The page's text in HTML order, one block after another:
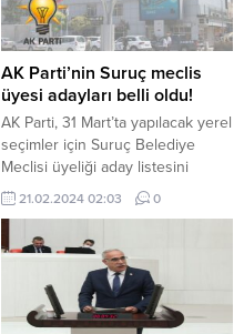
AK Parti’nin Suruç meclis
üyesi adayları belli oldu!
AK Parti, 31 Mart’ta yapılacak yerel
seçimler için Suruç Belediye
Meclisi üyeliği aday listesini
açıkladı. Listede 27 isim yer alıyor.
Aday listesinde; yer alıyor.
Kontenjandan aday gösterilen
isimler ise: Seçimlere 2 ay kala
partiler çalışmalarını aralıksız
sürdürüyor. Suruç’ta 113 bin 829
seçmen oy kullanacak.
21.02.2024 02:03 0